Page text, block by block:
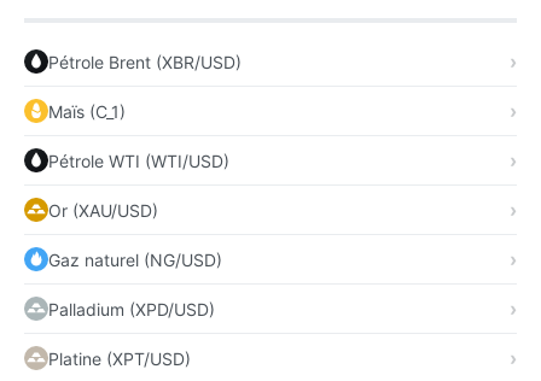
Pétrole Brent (XBR/USD)
Maïs (C_1)
Pétrole WTI (WTI/USD)
Or (XAU/USD)
Gaz naturel (NG/USD)
Palladium (XPD/USD)
Platine (XPT/USD)